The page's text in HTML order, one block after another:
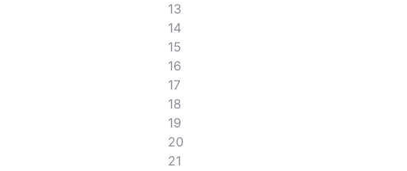
13
14
15
16
17
18
19
20
21